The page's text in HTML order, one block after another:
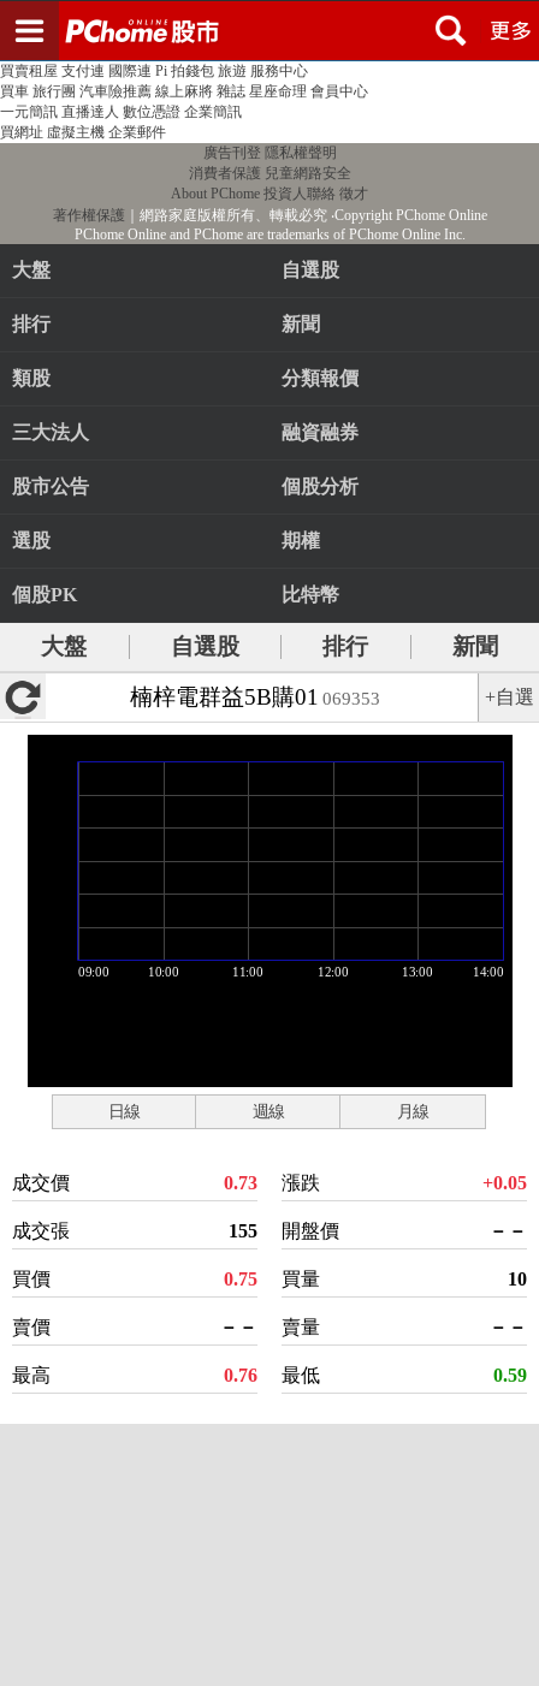
PChome首頁 線上購物 24h購物 書店
買賣租屋 支付連 國際連 Pi 拍錢包 旅遊 服務中心
買車 旅行團 汽車險推薦 線上麻將 雜誌 星座命理 會員中心
一元簡訊 直播達人 數位憑證 企業簡訊
買網址 虛擬主機 企業郵件
廣告刊登 隱私權聲明
消費者保護 兒童網路安全
About PChome 投資人聯絡 徵才
著作權保護 ｜網路家庭版權所有、轉載必究‧Copyright PChome Online
PChome Online and PChome are trademarks of PChome Online Inc.
大盤 自選股
排行 新聞
類股 分類報價
三大法人 融資融券
股市公告 個股分析
選股 期權
個股PK 比特幣
大盤 自選股 排行
新聞
楠梓電群益5B購01 069353 +自選
日線 週線 月線
成交價 0.73
成交張 155
買價 0.75
賣價 －－
最高 0.76
漲跌 +0.05
開盤價 －－
買量 10
賣量 －－
最低 0.59